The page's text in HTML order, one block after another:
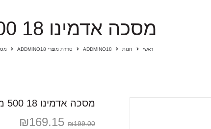
מסכה אדמינו 18 500 מ"ל
ראשי חנות ADDMINO18 סדרת מוצרי ADDMINO18 מסכה
מסכה אדמינו 18 500 מ"ל
₪199.00
₪169.15